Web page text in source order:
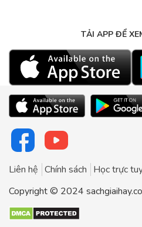
TẢI APP ĐỂ
Liên hệ Chính sách Học trực
Copyright © 2024